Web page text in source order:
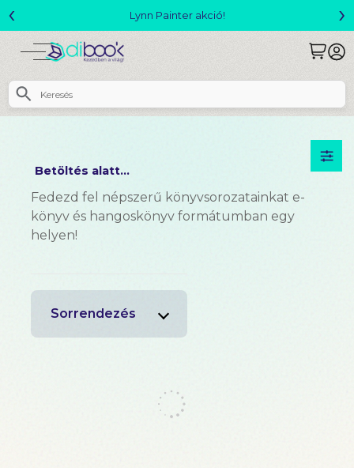
Lynn Painter akció!
‹ ›
Betöltés alatt...
Fedezd fel népszerű könyvsorozatainkat e-
könyv és hangoskönyv formátumban egy
helyen!
Sorrendezés